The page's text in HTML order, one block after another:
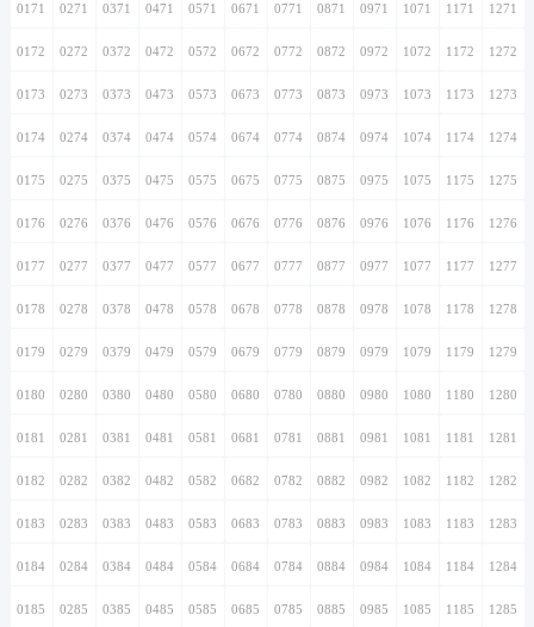
0171 0271 0371 0471 0571 0671 0771 0871 0971 1071 1171 1271
0172 0272 0372 0472 0572 0672 0772 0872 0972 1072 1172 1272
0173 0273 0373 0473 0573 0673 0773 0873 0973 1073 1173 1273
0174 0274 0374 0474 0574 0674 0774 0874 0974 1074 1174 1274
0175 0275 0375 0475 0575 0675 0775 0875 0975 1075 1175 1275
0176 0276 0376 0476 0576 0676 0776 0876 0976 1076 1176 1276
0177 0277 0377 0477 0577 0677 0777 0877 0977 1077 1177 1277
0178 0278 0378 0478 0578 0678 0778 0878 0978 1078 1178 1278
0179 0279 0379 0479 0579 0679 0779 0879 0979 1079 1179 1279
0180 0280 0380 0480 0580 0680 0780 0880 0980 1080 1180 1280
0181 0281 0381 0481 0581 0681 0781 0881 0981 1081 1181 1281
0182 0282 0382 0482 0582 0682 0782 0882 0982 1082 1182 1282
0183 0283 0383 0483 0583 0683 0783 0883 0983 1083 1183 1283
0184 0284 0384 0484 0584 0684 0784 0884 0984 1084 1184 1284
0185 0285 0385 0485 0585 0685 0785 0885 0985 1085 1185 1285